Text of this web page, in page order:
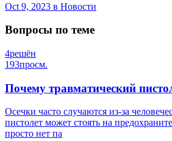
Oct 9, 2023 в Новости
Вопросы по теме
4решён
193просм.
Почему травматический
Осечки часто случаются из-за
пистолет может стоять на
просто нет па